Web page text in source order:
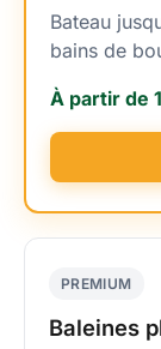
Bateau
bains de
À partir de
PREMIUM
Baleines